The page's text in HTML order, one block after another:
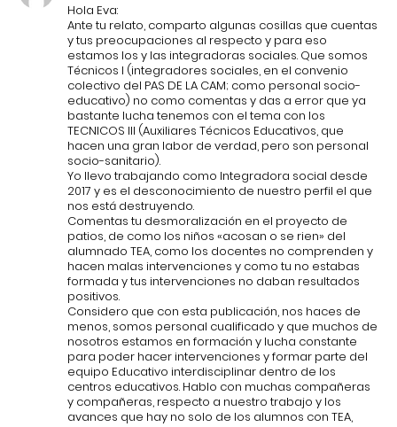
Hola Eva:
Ante tu relato, comparto algunas cosillas que cuentas
y tus preocupaciones al respecto y para eso
estamos los y las integradoras sociales. Que somos
Técnicos I (integradores sociales, en el convenio
colectivo del PAS DE LA CAM; como personal socio-
educativo) no como comentas y das a error que ya
bastante lucha tenemos con el tema con los
TECNICOS III (Auxiliares Técnicos Educativos, que
hacen una gran labor de verdad, pero son personal
socio-sanitario).
Yo llevo trabajando como Integradora social desde
2017 y es el desconocimiento de nuestro perfil el que
nos está destruyendo.
Comentas tu desmoralización en el proyecto de
patios, de como los niños «acosan o se rien» del
alumnado TEA, como los docentes no comprenden y
hacen malas intervenciones y como tu no estabas
formada y tus intervenciones no daban resultados
positivos.
Considero que con esta publicación, nos haces de
menos, somos personal cualificado y que muchos de
nosotros estamos en formación y lucha constante
para poder hacer intervenciones y formar parte del
equipo Educativo interdisciplinar dentro de los
centros educativos. Hablo con muchas compañeras
y compañeras, respecto a nuestro trabajo y los
avances que hay no solo de los alumnos con TEA,